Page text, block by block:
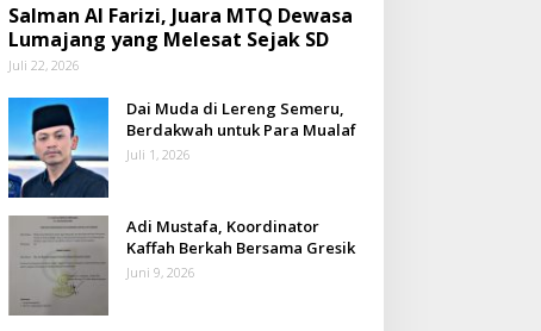
Salman Al Farizi, Juara MTQ Dewasa
Lumajang yang Melesat Sejak SD
Juli 22, 2026
Dai Muda di Lereng Semeru,
Berdakwah untuk Para Mualaf
Juli 1, 2026
Adi Mustafa, Koordinator
Kaffah Berkah Bersama Gresik
Juni 9, 2026